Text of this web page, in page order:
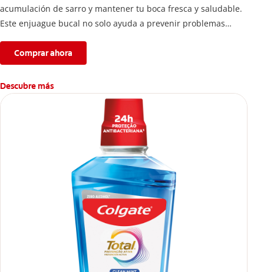
acumulación de sarro y mantener tu boca fresca y saludable.
Este enjuague bucal no solo ayuda a prevenir problemas
Comprar ahora
Descubre más